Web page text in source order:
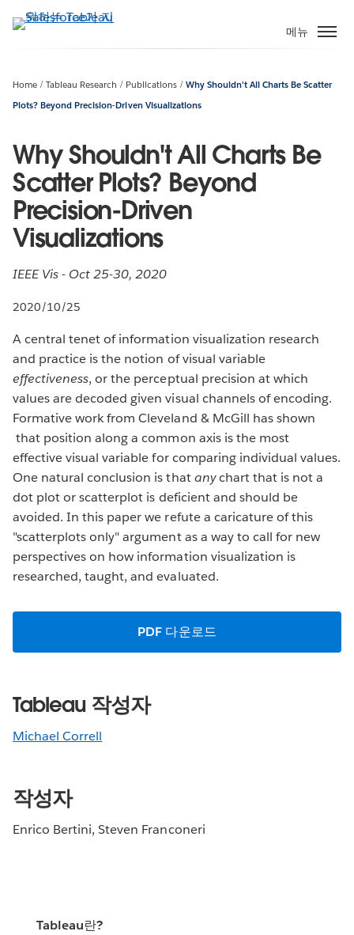
요
로
너
메뉴
Home Tableau Research Publications
Why Shouldn't All Charts Be Scatter
Plots? Beyond Precision-Driven Visualizations
Why Shouldn't All Charts Be
Scatter Plots? Beyond
Precision-Driven
Visualizations
IEEE Vis - Oct 25-30, 2020
2020/10/25
A central tenet of information visualization research
and practice is the notion of visual variable
effectiveness, or the perceptual precision at which
values are decoded given visual channels of encoding.
Formative work from Cleveland & McGill has shown
that position along a common axis is the most
effective visual variable for comparing individual values.
One natural conclusion is thatanychart that is not a
dot plot or scatterplot is deficient and should be
avoided. In this paper we refute a caricature of this
"scatterplots only" argument as a way to call for new
perspectives on how information visualization is
researched, taught, and evaluated.
PDF 다운로드
Tableau 작성자
Michael Correll
작성자
Enrico Bertini, Steven Franconeri
Tableau란?